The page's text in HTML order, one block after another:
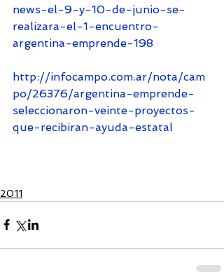
news-el-9-y-10-de-junio-se-
realizara-el-1-encuentro-
argentina-emprende-198
http://infocampo.com.ar/nota/cam
po/26376/argentina-emprende-
seleccionaron-veinte-proyectos-
que-recibiran-ayuda-estatal
2011